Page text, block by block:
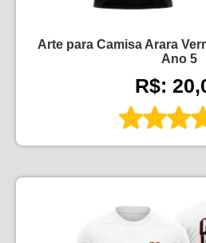
Arte para Camisa Arara
Ano 5
R$: